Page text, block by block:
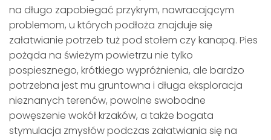
na długo zapobiegać przykrym, nawracającym
problemom, u których podłoża znajduje się
załatwianie potrzeb tuż pod stołem czy kanapą. Pies
pożąda na świeżym powietrzu nie tylko
pospiesznego, krótkiego wypróżnienia, ale bardzo
potrzebna jest mu gruntowna i długa eksploracja
nieznanych terenów, powolne swobodne
powęszenie wokół krzaków, a także bogata
stymulacja zmysłów podczas załatwiania się na